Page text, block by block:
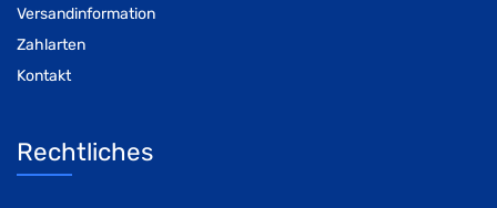
Versandinformation
Zahlarten
Kontakt
Rechtliches